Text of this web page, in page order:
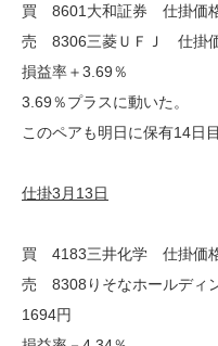
買 8601大和証券 仕掛価
売 8306三菱ＵＦＪ 仕掛
損益率＋3.69％
3.69％プラスに動いた。
このペアも明日に保有14日
仕掛3月13日
買 4183三井化学 仕掛価
売 8308りそなホールデ
1694円